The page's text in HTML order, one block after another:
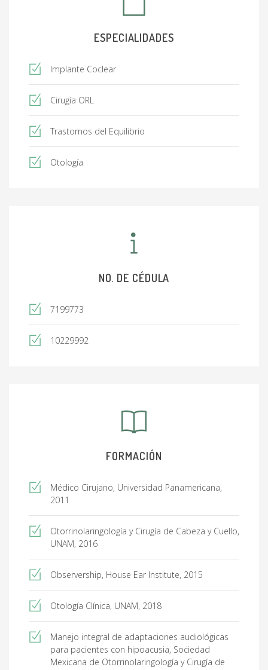
ESPECIALIDADES
Implante Coclear
Cirugía ORL
Trastornos del Equilibrio
Otología
NO. DE CÉDULA
7199773
10229992
FORMACIÓN
Médico Cirujano, Universidad Panamericana,
2011
Otorrinolaringología y Cirugía de Cabeza y Cuello,
UNAM, 2016
Observership, House Ear Institute, 2015
Otología Clínica, UNAM, 2018
Manejo integral de adaptaciones audiológicas
para pacientes con hipoacusia, Sociedad
Mexicana de Otorrinolaringología y Cirugía de